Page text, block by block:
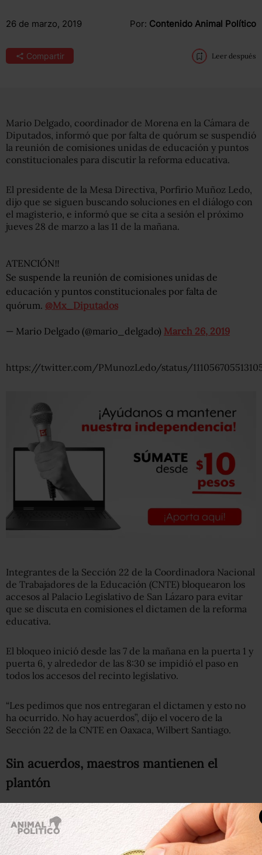
26 de marzo, 2019 Por: Contenido Animal Político
Compartir Leer después
Mario Delgado, coordinador de Morena en la Cámara de
Diputados, informó que por falta de quórum se suspendió
la reunión de comisiones unidas de educación y puntos
constitucionales para discutir la reforma educativa.
El presidente de la Mesa Directiva, Porfirio Muñoz Ledo,
dijo que se siguen buscando soluciones en el diálogo con
el magisterio, e informó que se cita a sesión el próximo
jueves 28 de marzo a las 11 de la mañana.
ATENCIÓN‼️
Se suspende la reunión de comisiones unidas de
educación y puntos constitucionales por falta de
quórum. @Mx_Diputados
— Mario Delgado (@mario_delgado) March 26, 2019
https://twitter.com/PMunozLedo/status/
Integrantes de la Sección 22 de la Coordinadora Nacional
de Trabajadores de la Educación (CNTE) bloquearon los
accesos al Palacio Legislativo de San Lázaro para evitar
que se discuta en comisiones el dictamen de la reforma
educativa.
El bloqueo inició desde las 7 de la mañana en la puerta 1 y
puerta 6, y alrededor de las 8:30 se impidió el paso en
todos los accesos del recinto legislativo.
“Les pedimos que nos entregaran el dictamen y esto no
ha ocurrido. No hay acuerdos”, dijo el vocero de la
Sección 22 de la CNTE en Oaxaca, Wilbert Santiago.
Sin acuerdos, maestros mantienen el
plantón
La Secretaría de Gobernación, la Secretaría de
Educación Pública (SEP) y la sección 22 de la CNTE se
reunieron para discutir las incidencias administrativas
que, según el dirigente de la sección 22 de la CNTE Eloy